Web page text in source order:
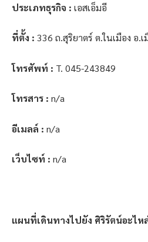
ประเภทธุรกิจ : เอสเอ็มอี
ที่ตั้ง : 336 ถ.สุริยาตร์ ต.ในเมือง อ.
โทรศัพท์ : T. 045-243849
โทรสาร : n/a
อีเมลล์ : n/a
เว็บไซท์ : n/a
แผนที่เดินทางไปยัง ศิริรัตน์อะไห